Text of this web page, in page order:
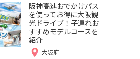
阪神高速おでかけパス
を使ってお得に大阪観
光ドライブ！子連れお
すすめモデルコースを
紹介
大阪府